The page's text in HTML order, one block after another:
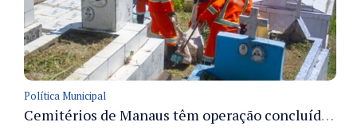
Política Municipal
Cemitérios de Manaus têm operação concluída e estrutura pronta para receber famílias no Dia dos Pais